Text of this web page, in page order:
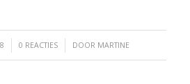
0 REACTIES
/ DOOR MARTINE